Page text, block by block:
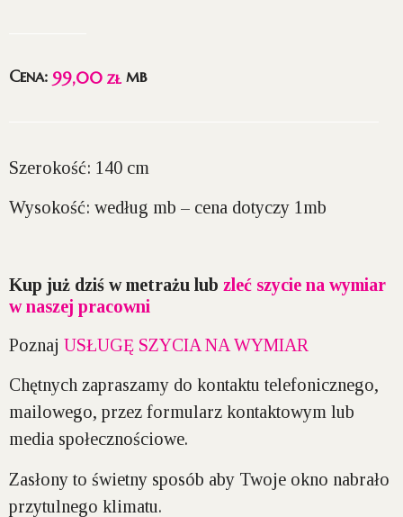
Cena: 99,00 zł mb
Szerokość: 140 cm
Wysokość: według mb – cena dotyczy 1mb
Kup już dziś w metrażu lub zleć szycie na wymiar
w naszej pracowni
Poznaj USŁUGĘ SZYCIA NA WYMIAR
Chętnych zapraszamy do kontaktu telefonicznego,
mailowego, przez formularz kontaktowym lub
media społecznościowe.
Zasłony to świetny sposób aby Twoje okno nabrało
przytulnego klimatu.